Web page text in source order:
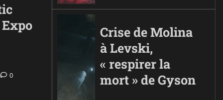
0
Crise de Molina
à Levski,
« respirer la
mort » de Gyson